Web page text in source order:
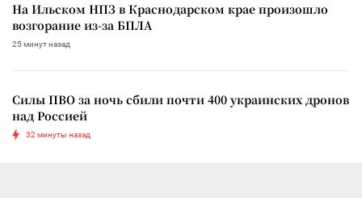
На Ильском НПЗ в Краснодарском крае произошло
возгорание из-за БПЛА
25 минут назад
Силы ПВО за ночь сбили почти 400 украинских дронов
над Россией
32 минуты назад